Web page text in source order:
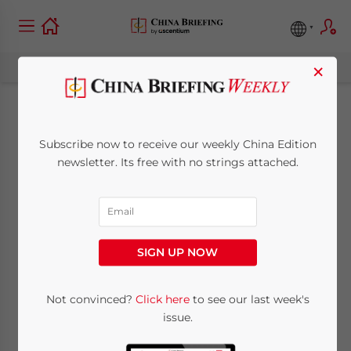
Kapitalmarkt in
China erhält
Dämpfer
Posted by China Briefing
< 1 minute
24. November – Der chinesische
Aktienmarkt verzeichnete seinen
stärksten Rückgang seit Ende August. Der
×
Subscribe now to receive our weekly China Edition
newsletter. Its free with no strings attached.
SIGN UP NOW
Not convinced? Click hereto see our last week's
issue.